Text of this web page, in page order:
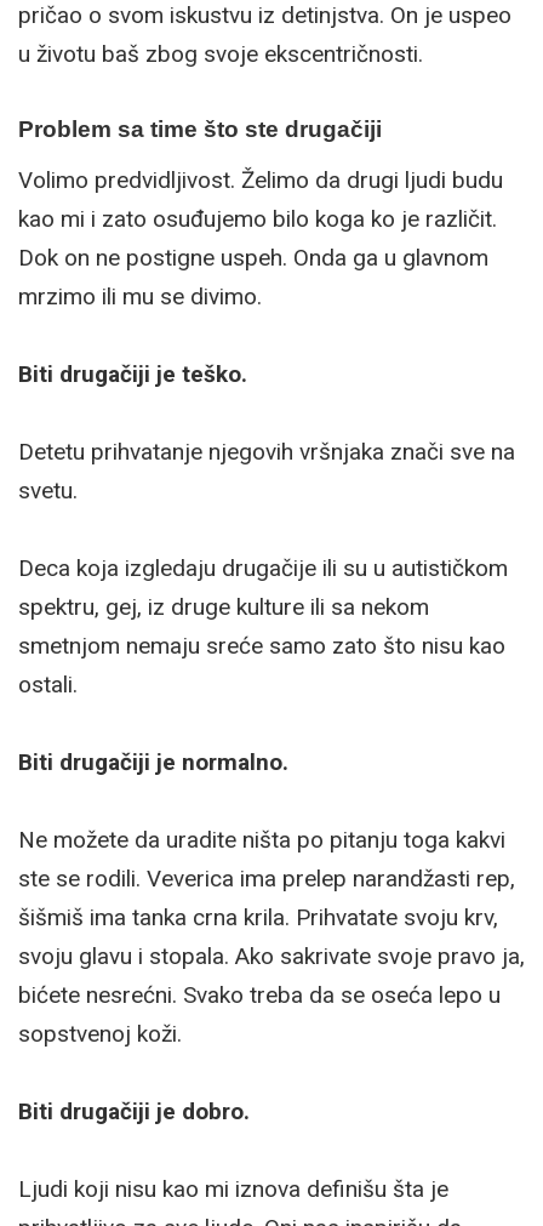
pričao o svom iskustvu iz detinjstva. On je uspeo
u životu baš zbog svoje ekscentričnosti.
Problem sa time što ste drugačiji
Volimo predvidljivost. Želimo da drugi ljudi budu
kao mi i zato osuđujemo bilo koga ko je različit.
Dok on ne postigne uspeh. Onda ga u glavnom
mrzimo ili mu se divimo.
Biti drugačiji je teško.
Detetu prihvatanje njegovih vršnjaka znači sve na
svetu.
Deca koja izgledaju drugačije ili su u autističkom
spektru, gej, iz druge kulture ili sa nekom
smetnjom nemaju sreće samo zato što nisu kao
ostali.
Biti drugačiji je normalno.
Ne možete da uradite ništa po pitanju toga kakvi
ste se rodili. Veverica ima prelep narandžasti rep,
šišmiš ima tanka crna krila. Prihvatate svoju krv,
svoju glavu i stopala. Ako sakrivate svoje pravo ja,
bićete nesrećni. Svako treba da se oseća lepo u
sopstvenoj koži.
Biti drugačiji je dobro.
Ljudi koji nisu kao mi iznova definišu šta je